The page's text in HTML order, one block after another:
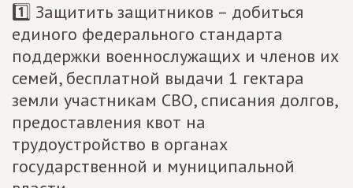
1️⃣ Защитить защитников – добиться
единого федерального стандарта
поддержки военнослужащих и членов их
семей, бесплатной выдачи 1 гектара
земли участникам СВО, списания долгов,
предоставления квот на
трудоустройство в органах
государственной и муниципальной